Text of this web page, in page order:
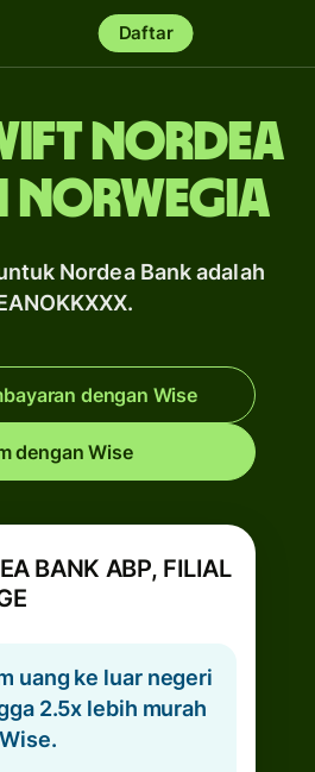
Daftar
Nordea
Norwegia
Nordea Bank adalah
dengan Wise
dengan Wise
BANK ABP, FILIAL
uang ke luar negeri
2.5x lebih murah